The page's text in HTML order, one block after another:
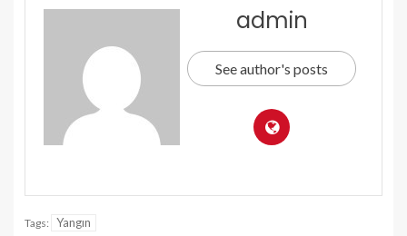
admin
See author's posts
Tags: Yangın